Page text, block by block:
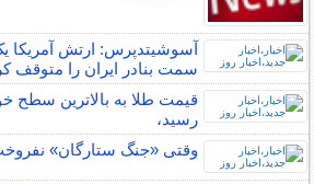
آسوشیتدپرس: ارتش آمریکا
سمت بنادر ایران را متوقف
رسید،
وقتی «جنگ ستارگان»